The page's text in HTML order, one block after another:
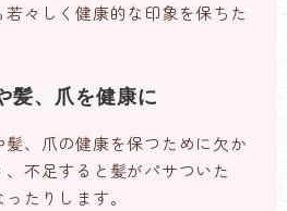
々しく健康的な印象を保ちた
髪、爪を健康に
髪、爪の健康を保つために欠か
不足すると髪がパサついた
たりします。